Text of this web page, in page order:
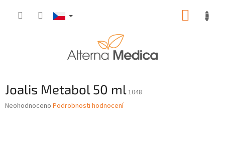
Joalis Metabol 50 ml1048
Průměrné
Neohodnoceno Podrobnosti hodnocení